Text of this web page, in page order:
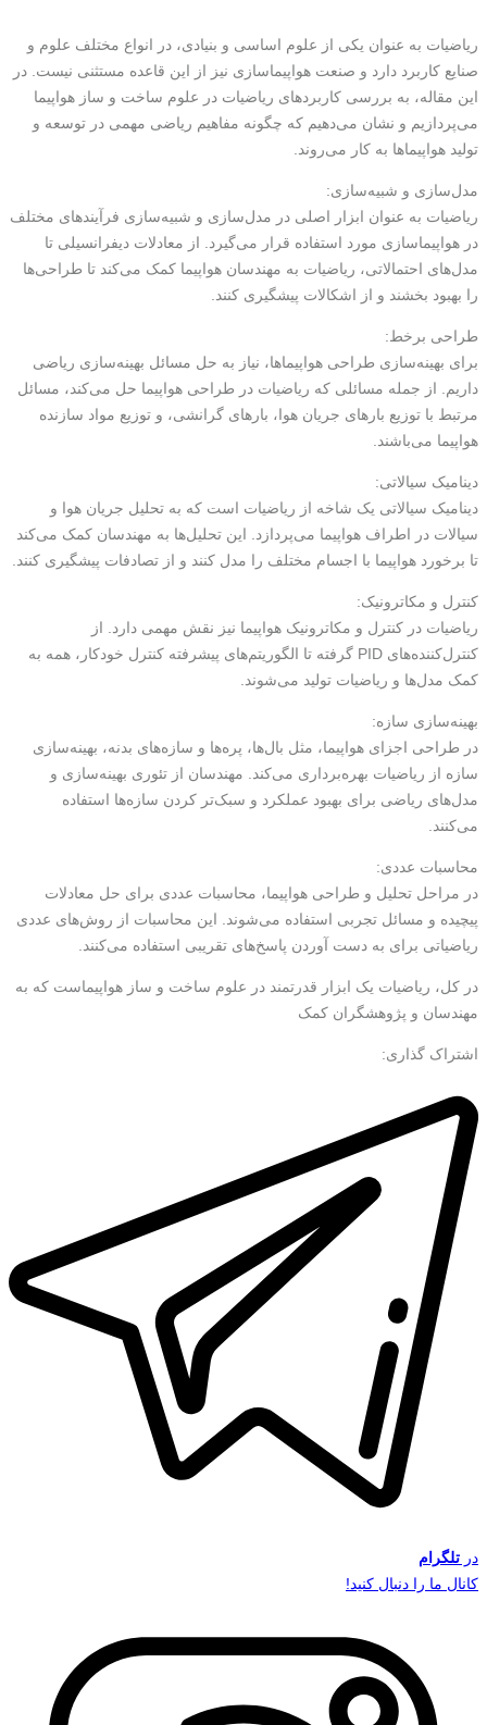
ریاضیات به عنوان یکی از علوم اساسی و بنیادی، در انواع مختلف علوم و
صنایع کاربرد دارد و صنعت هواپیماسازی نیز از این قاعده مستثنی نیست. در
این مقاله، به بررسی کاربردهای ریاضیات در علوم ساخت و ساز هواپیما
می‌پردازیم و نشان می‌دهیم که چگونه مفاهیم ریاضی مهمی در توسعه و
تولید هواپیماها به کار می‌روند.
مدل‌سازی و شبیه‌سازی:
ریاضیات به عنوان ابزار اصلی در مدل‌سازی و شبیه‌سازی فرآیندهای مختلف
در هواپیماسازی مورد استفاده قرار می‌گیرد. از معادلات دیفرانسیلی تا
مدل‌های احتمالاتی، ریاضیات به مهندسان هواپیما کمک می‌کند تا طراحی‌ها
را بهبود بخشند و از اشکالات پیشگیری کنند.
طراحی برخط:
برای بهینه‌سازی طراحی هواپیماها، نیاز به حل مسائل بهینه‌سازی ریاضی
داریم. از جمله مسائلی که ریاضیات در طراحی هواپیما حل می‌کند، مسائل
مرتبط با توزیع بارهای جریان هوا، بارهای گرانشی، و توزیع مواد سازنده
هواپیما می‌باشند.
دینامیک سیالاتی:
دینامیک سیالاتی یک شاخه از ریاضیات است که به تحلیل جریان هوا و
سیالات در اطراف هواپیما می‌پردازد. این تحلیل‌ها به مهندسان کمک می‌کند
تا برخورد هواپیما با اجسام مختلف را مدل کنند و از تصادفات پیشگیری کنند.
کنترل و مکاترونیک:
ریاضیات در کنترل و مکاترونیک هواپیما نیز نقش مهمی دارد. از
کنترل‌کننده‌های PID گرفته تا الگوریتم‌های پیشرفته کنترل خودکار، همه به
کمک مدل‌ها و ریاضیات تولید می‌شوند.
بهینه‌سازی سازه:
در طراحی اجزای هواپیما، مثل بال‌ها، پره‌ها و سازه‌های بدنه، بهینه‌سازی
سازه از ریاضیات بهره‌برداری می‌کند. مهندسان از تئوری بهینه‌سازی و
مدل‌های ریاضی برای بهبود عملکرد و سبک‌تر کردن سازه‌ها استفاده
می‌کنند.
محاسبات عددی:
در مراحل تحلیل و طراحی هواپیما، محاسبات عددی برای حل معادلات
پیچیده و مسائل تجربی استفاده می‌شوند. این محاسبات از روش‌های عددی
ریاضیاتی برای به دست آوردن پاسخ‌های تقریبی استفاده می‌کنند.
در کل، ریاضیات یک ابزار قدرتمند در علوم ساخت و ساز هواپیماست که به
مهندسان و پژوهشگران کمک
اشتراک گذاری:
در تلگرام
کانال ما را دنبال کنید!